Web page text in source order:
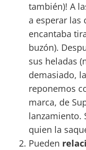
también)! A
a esperar las
encantaba
buzón).
sus heladas
demasiado,
reponemos
marca, de
lanzamiento.
quien la
Pueden